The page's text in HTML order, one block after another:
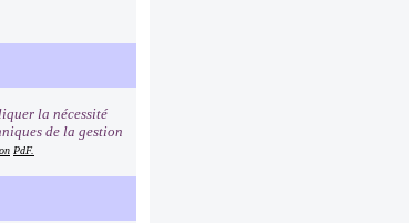
la nécessité
de la gestion
PdF.